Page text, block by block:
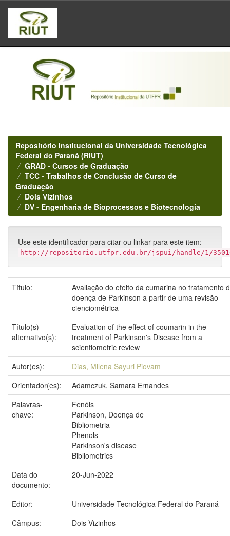
Skip
navigation
Repositório Institucional da Universidade Tecnológica
Federal do Paraná (RIUT)
GRAD - Cursos de Graduação
TCC - Trabalhos de Conclusão de Curso de
Graduação
Dois Vizinhos
DV - Engenharia de Bioprocessos e Biotecnologia
Use este identificador para citar ou linkar para este item:
http://repositorio.utfpr.edu.br/jspui/handle/1/
Título:
Avaliação do efeito da cumarina no tratamento
doença de Parkinson a partir de uma revisão
cienciométrica
Título(s)
alternativo(s):
Evaluation of the effect of coumarin in the
treatment of Parkinson's Disease from a
scientiometric review
Autor(es):
Dias, Milena Sayuri Piovam
Orientador(es):
Adamczuk, Samara Ernandes
Palavras-
chave:
Fenóis
Parkinson, Doença de
Bibliometria
Phenols
Parkinson's disease
Bibliometrics
Data do
documento:
20-Jun-2022
Editor:
Universidade Tecnológica Federal do Paraná
Câmpus:
Dois Vizinhos